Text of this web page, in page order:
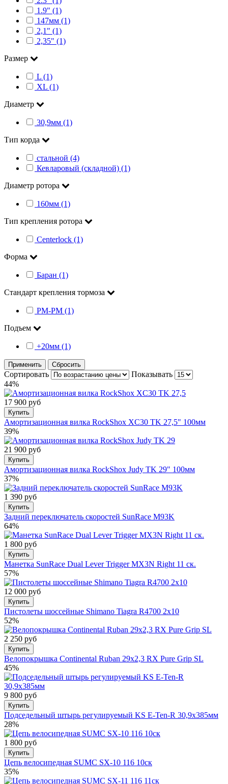
1.9" (1)
147мм (1)
2,1" (1)
2,35" (1)
Размер
L (1)
XL (1)
Диаметр
30,9мм (1)
Тип корда
стальной (4)
Кевларовый (складной) (1)
Диаметр ротора
160мм (1)
Тип крепления ротора
Centerlock (1)
Форма
Баран (1)
Стандарт крепления тормоза
PM-PM (1)
Подъем
+20мм (1)
Применить Сбросить
Сортировать
Показывать
44%
17 900 руб
Купить
Амортизационная вилка RockShox XC30 TK 27,5" 100мм
39%
21 900 руб
Купить
Амортизационная вилка RockShox Judy TK 29" 100мм
37%
1 390 руб
Купить
Задний переключатель скоростей SunRace M93K
64%
1 800 руб
Купить
Манетка SunRace Dual Lever Trigger MX3N Right 11 ск.
57%
12 000 руб
Купить
Пистолеты шоссейные Shimano Tiagra R4700 2x10
52%
2 250 руб
Купить
Велопокрышка Continental Ruban 29x2,3 RX Pure Grip SL
45%
9 800 руб
Купить
Подседельный штырь регулируемый KS E-Ten-R 30,9x385мм
28%
1 800 руб
Купить
Цепь велосипедная SUМС SX-10 116 10ск
35%